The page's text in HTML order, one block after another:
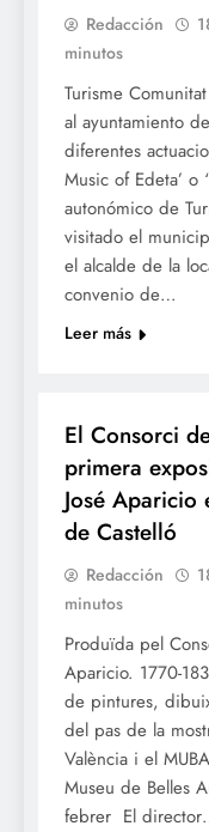
Redacción
minutos
Turisme
al ayuntamiento
diferentes
Music of Edeta’ o
autonómico de
visitado el
el alcalde de la
convenio de…
Leer más
El Consorci
primera
José Aparicio
de Castelló
Redacción
minutos
Produïda pel
Aparicio. 1770-
de pintures,
del pas de la
València i el
Museu de Belles
febrer El